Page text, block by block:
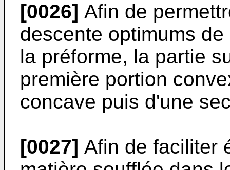
[0026] Afin de
descente optimums
la préforme, la partie
première portion
concave puis d'une
[0027] Afin de faciliter